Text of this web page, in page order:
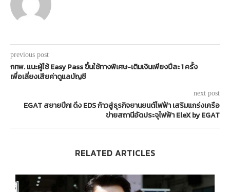
previous post
กทพ. แนะผู้ใช้ Easy Pass ขึ้นใช้ทางพิเศษ-เติมเงินเพียงปีละ 1 ครั้ง
เพื่อเลี่ยงเสียค่าดูแลบัญชี
next post
EGAT สยายปีก! ดึง EDS ก้าวสู่ธุรกิจยานยนต์ไฟฟ้า เสริมแกร่งเครือ
ข่ายสถานีอัดประจุไฟฟ้า EleX by EGAT
RELATED ARTICLES